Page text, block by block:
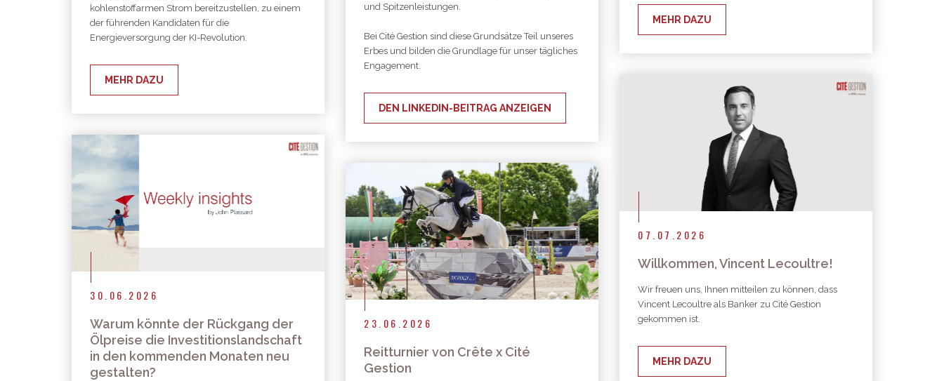
kohlenstoffarmen Strom bereitzustellen, zu einem
der führenden Kandidaten für die
Energieversorgung der KI-Revolution.
MEHR DAZU
und Spitzenleistungen.
Bei Cité Gestion sind diese Grundsätze Teil unseres
Erbes und bilden die Grundlage für unser tägliches
Engagement.
DEN LINKEDIN-BEITRAG ANZEIGEN
MEHR DAZU
07.07.2026
Willkommen, Vincent Lecoultre!
Wir freuen uns, Ihnen mitteilen zu können, dass
Vincent Lecoultre als Banker zu Cité Gestion
gekommen ist.
MEHR DAZU
30.06.2026
Warum könnte der Rückgang der
Ölpreise die Investitionslandschaft
in den kommenden Monaten neu
gestalten?
23.06.2026
Reitturnier von Crête x Cité
Gestion